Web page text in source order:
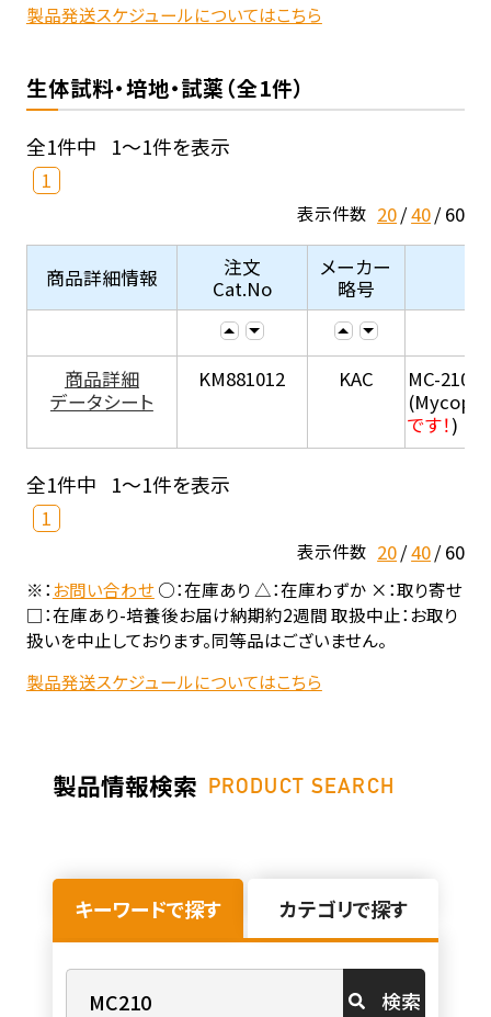
製品発送スケジュールについてはこちら
生体試料・培地・試薬（全1件）
全1件中 1～1件を表示
1
表示件数 20 40 60
商品詳細情報
注文
Cat.No
メーカー
略号
商品詳細
データシート
KM881012 KAC
MC-210 (
です！)
全1件中 1～1件を表示
1
表示件数 20 40 60
※：お問い合わせ○：在庫あり △：在庫わずか ×：取り寄せ
□：在庫あり-培養後お届け納期約2週間 取扱中止：お取り
扱いを中止しております。同等品はございません。
製品発送スケジュールについてはこちら
製品情報検索 PRODUCT SEARCH
キーワードで探す カテゴリで探す
検索